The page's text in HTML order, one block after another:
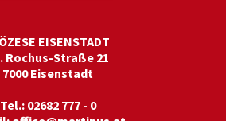
EISENSTADT
Rochus-Straße 21
7000 Eisenstadt
Tel.: 02682 777 - 0